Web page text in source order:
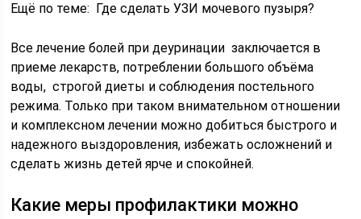
Ещё по теме: Где сделать УЗИ мочевого пузыря?
Все лечение болей при деуринации заключается в
приеме лекарств, потреблении большого объёма
воды, строгой диеты и соблюдения постельного
режима. Только при таком внимательном отношении
и комплексном лечении можно добиться быстрого и
надежного выздоровления, избежать осложнений и
сделать жизнь детей ярче и спокойней.
Какие меры профилактики можно